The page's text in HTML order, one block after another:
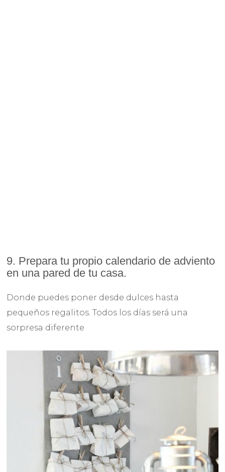
9. Prepara tu propio calendario de adviento
en una pared de tu casa.
Donde puedes poner desde dulces hasta
pequeños regalitos. Todos los días será una
sorpresa diferente